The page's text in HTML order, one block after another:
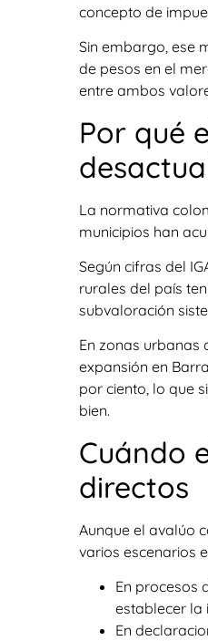
concepto de
Sin embargo, ese
de pesos en el
entre ambos
Por qué
La normativa
municipios han
Según cifras del
rurales del país
subvaloración
En zonas urbanas
expansión en
por ciento, lo que
bien.
Cuándo
directos
Aunque el avalúo
varios escenarios
En procesos
establecer la
En